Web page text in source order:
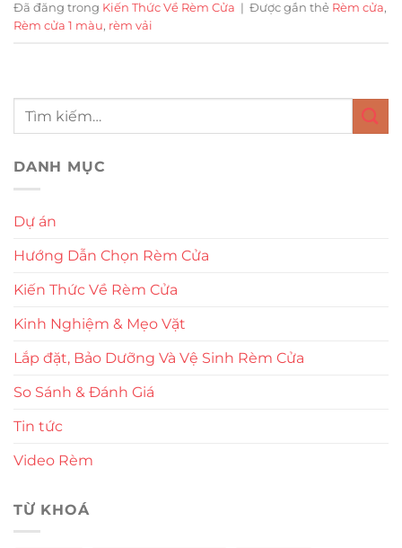
Đã đăng trong Kiến Thức Về Rèm Cửa | Được gắn thẻ Rèm cửa,
Rèm cửa 1 màu, rèm vải
DANH MỤC
Dự án
Hướng Dẫn Chọn Rèm Cửa
Kiến Thức Về Rèm Cửa
Kinh Nghiệm & Mẹo Vặt
Lắp đặt, Bảo Dưỡng Và Vệ Sinh Rèm Cửa
So Sánh & Đánh Giá
Tin tức
Video Rèm
TỪ KHOÁ